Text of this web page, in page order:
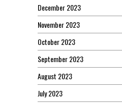
December 2023
November 2023
October 2023
September 2023
August 2023
July 2023